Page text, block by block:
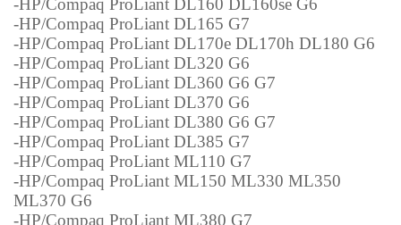
-HP/Compaq ProLiant DL160 DL160se G6
-HP/Compaq ProLiant DL165 G7
-HP/Compaq ProLiant DL170e DL170h DL180 G6
-HP/Compaq ProLiant DL320 G6
-HP/Compaq ProLiant DL360 G6 G7
-HP/Compaq ProLiant DL370 G6
-HP/Compaq ProLiant DL380 G6 G7
-HP/Compaq ProLiant DL385 G7
-HP/Compaq ProLiant ML110 G7
-HP/Compaq ProLiant ML150 ML330 ML350
ML370 G6
-HP/Compaq ProLiant ML380 G7